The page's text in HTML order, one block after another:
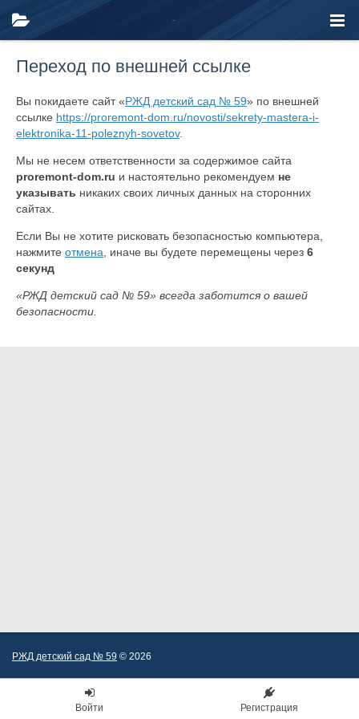
Переход по внешней ссылке
Вы покидаете сайт «РЖД детский сад № 59» по внешней
ссылке https://proremont-dom.ru/novosti/sekrety-mastera-i-
elektronika-11-poleznyh-sovetov.
Мы не несем ответственности за содержимое сайта
proremont-dom.ru и настоятельно рекомендуем не
указывать никаких своих личных данных на сторонних
сайтах.
Если Вы не хотите рисковать безопасностью компьютера,
нажмите отмена , иначе вы будете перемещены через 6
секунд
«РЖД детский сад № 59» всегда заботится о вашей
безопасности.
РЖД детский сад № 59 © 2026
Войти Регистрация